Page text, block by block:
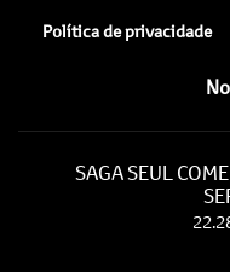
Política de privacidade
SAGA SEUL